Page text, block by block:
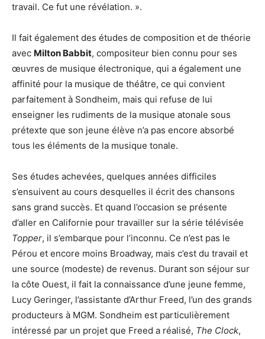
travail. Ce fut une révélation. ».
Il fait également des études de composition et de théorie
avec Milton Babbit, compositeur bien connu pour ses
œuvres de musique électronique, qui a également une
affinité pour la musique de théâtre, ce qui convient
parfaitement à Sondheim, mais qui refuse de lui
enseigner les rudiments de la musique atonale sous
prétexte que son jeune élève n’a pas encore absorbé
tous les éléments de la musique tonale.
Ses études achevées, quelques années difficiles
s’ensuivent au cours desquelles il écrit des chansons
sans grand succès. Et quand l’occasion se présente
d’aller en Californie pour travailler sur la série télévisée
Topper, il s’embarque pour l’inconnu. Ce n’est pas le
Pérou et encore moins Broadway, mais c’est du travail et
une source (modeste) de revenus. Durant son séjour sur
la côte Ouest, il fait la connaissance d’une jeune femme,
Lucy Geringer, l’assistante d’Arthur Freed, l’un des grands
producteurs à MGM. Sondheim est particulièrement
intéressé par un projet que Freed a réalisé, The Clock,